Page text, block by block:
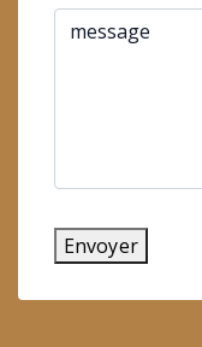
Envoyer